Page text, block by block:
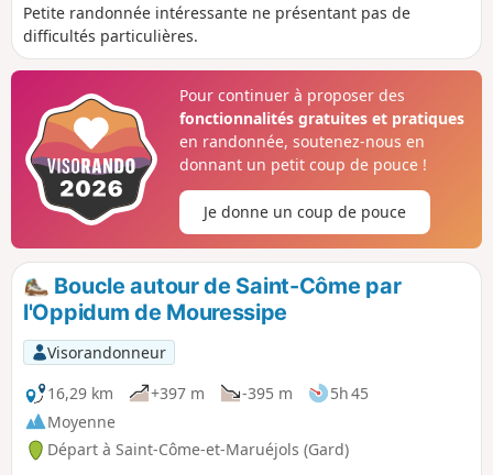
Petite randonnée intéressante ne présentant pas de
difficultés particulières.
Pour continuer à proposer des
fonctionnalités gratuites et pratiques
en randonnée, soutenez-nous en
donnant un petit coup de pouce !
Je donne un coup de pouce
Boucle autour de Saint-Côme par
l'Oppidum de Mouressipe
Visorandonneur
16,29 km
+397 m -395 m
5h 45
Moyenne
Départ à Saint-Côme-et-Maruéjols (Gard)